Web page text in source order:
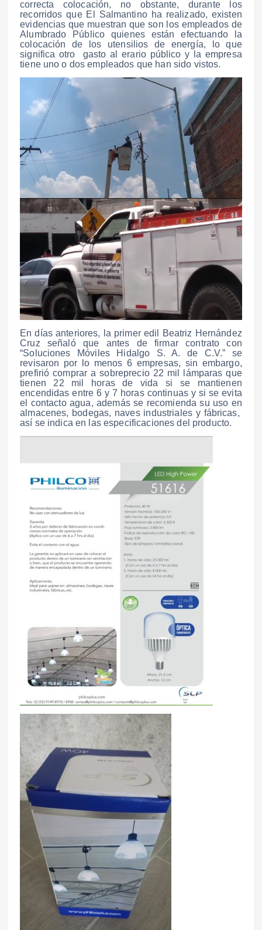
correcta colocación, no obstante, durante los
recorridos que El Salmantino ha realizado, existen
evidencias que muestran que son los empleados de
Alumbrado Público quienes están efectuando la
colocación de los utensilios de energía, lo que
significa otro gasto al erario público y la empresa
tiene uno o dos empleados que han sido vistos.
En días anteriores, la primer edil Beatriz Hernández
Cruz señaló que antes de firmar contrato con
“Soluciones Móviles Hidalgo S. A. de C.V.” se
revisaron por lo menos 6 empresas, sin embargo,
prefirió comprar a sobreprecio 22 mil lámparas que
tienen 22 mil horas de vida si se mantienen
encendidas entre 6 y 7 horas continuas y si se evita
el contacto agua, además se recomienda su uso en
almacenes, bodegas, naves industriales y fábricas,
así se indica en las especificaciones del producto.